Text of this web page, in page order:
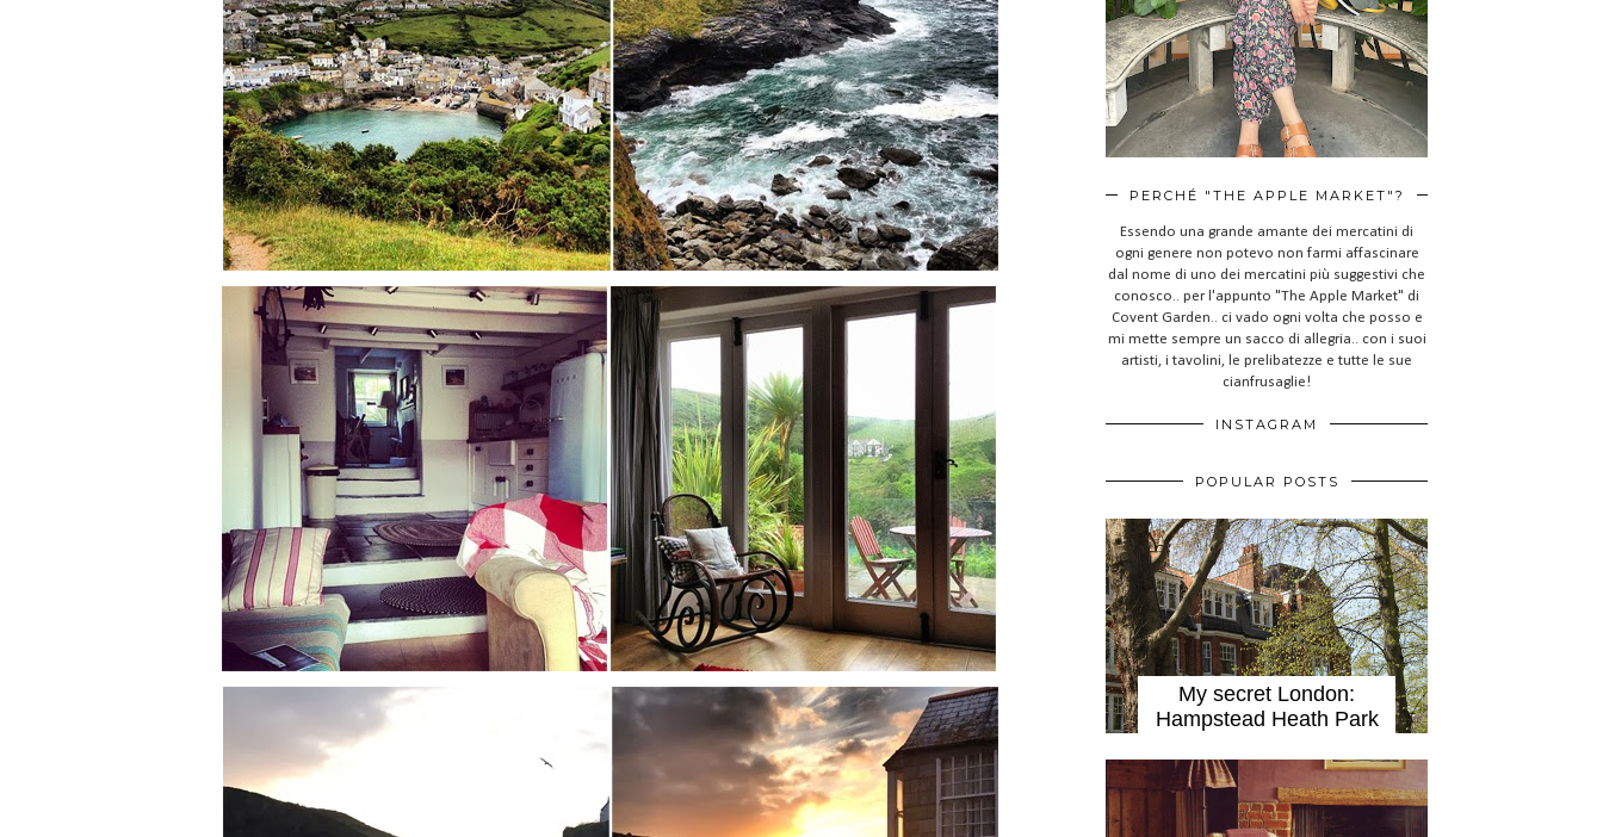
PERCHÉ "THE APPLE MARKET"?
Essendo una grande amante dei mercatini di
ogni genere non potevo non farmi affascinare
dal nome di uno dei mercatini più suggestivi che
conosco.. per l'appunto "The Apple Market" di
Covent Garden.. ci vado ogni volta che posso e
mi mette sempre un sacco di allegria.. con i suoi
artisti, i tavolini, le prelibatezze e tutte le sue
cianfrusaglie!
INSTAGRAM
POPULAR POSTS
My secret London:
Hampstead Heath Park